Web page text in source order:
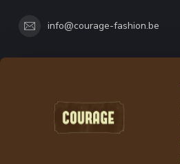
info@courage-fashion.be